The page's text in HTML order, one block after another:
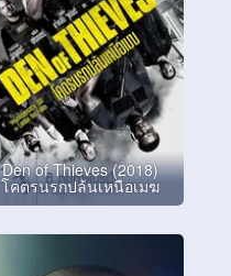
Den of Thieves (2018)
โคตรนรกปล้นเหนือเมฆ